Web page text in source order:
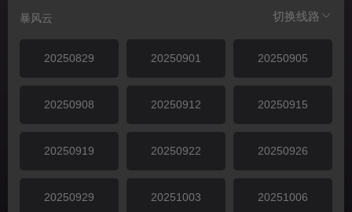
切换线路
暴风云
20250829 20250901 20250905
20250908 20250912 20250915
20250919 20250922 20250926
20250929 20251003 20251006